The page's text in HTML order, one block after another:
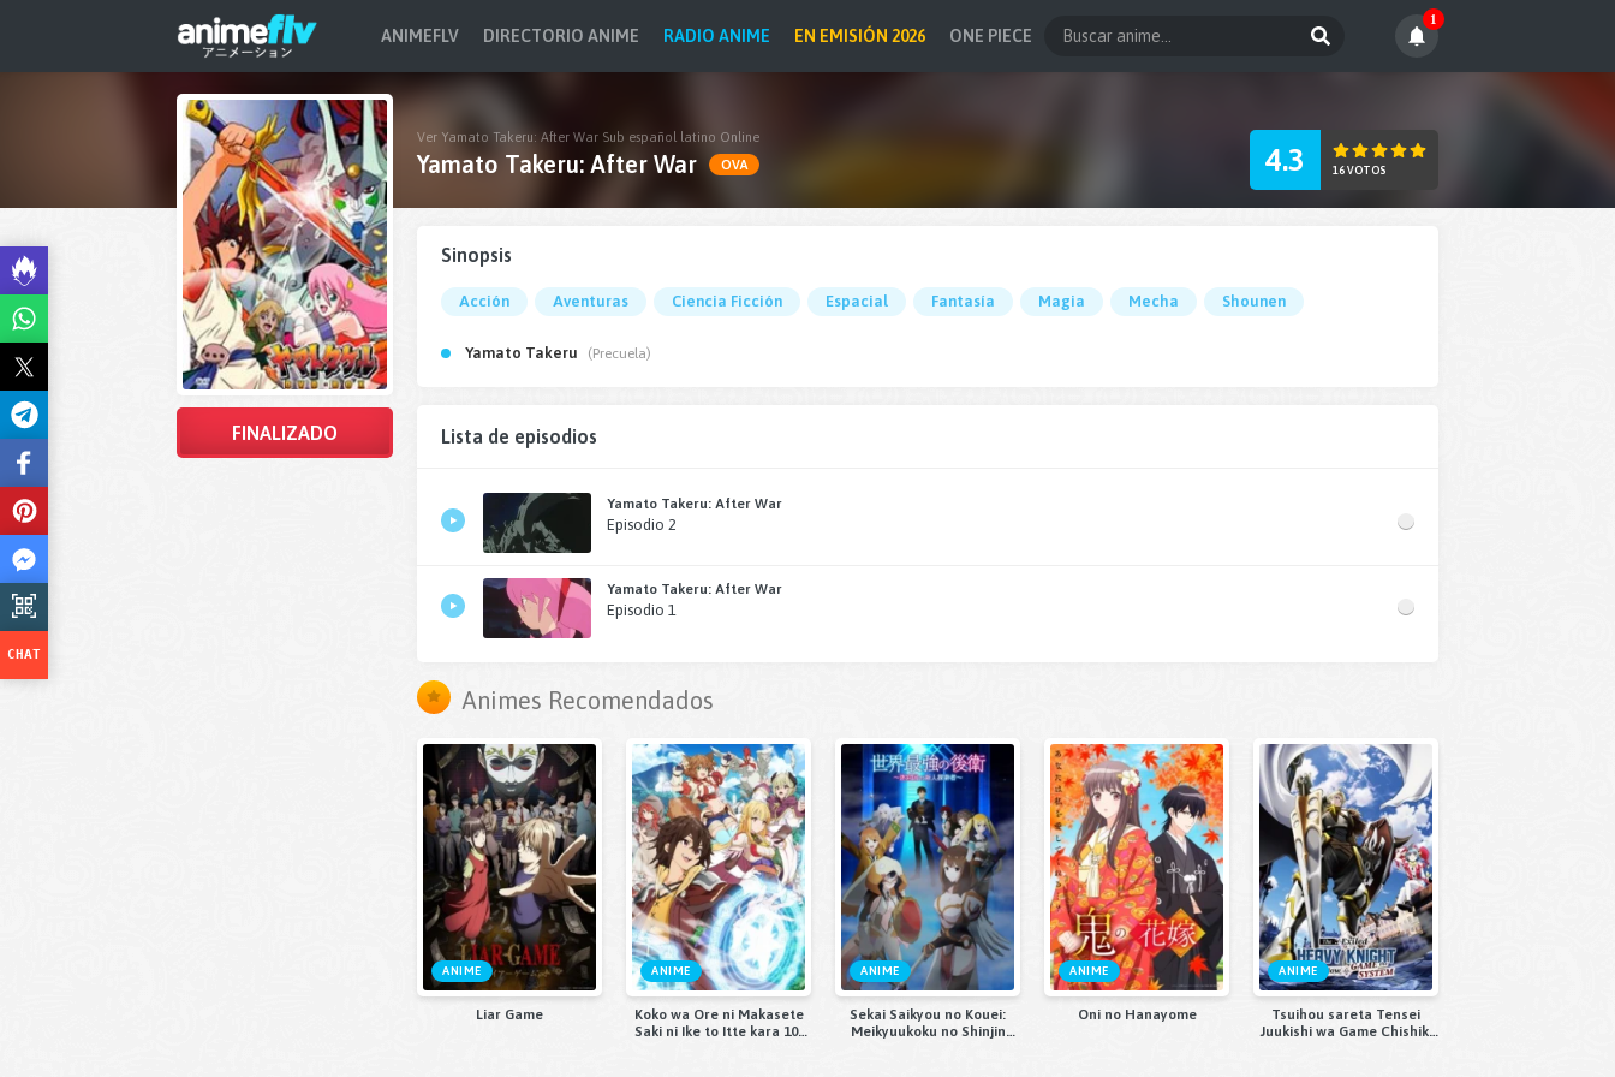
ANIMEFLV DIRECTORIO ANIME RADIO ANIME EN EMISIÓN 2026 ONE PIECE
1
Ver Yamato Takeru: After War Sub español latino Online
Yamato Takeru: After War OVA 4.3 16 VOTOS
FINALIZADO
Sinopsis
Acción Aventuras Ciencia Ficción Espacial Fantasía Magia Mecha Shounen
Yamato Takeru (Precuela)
Lista de episodios
Yamato Takeru: After War
Episodio 2
Yamato Takeru: After War
Episodio 1
Animes Recomendados
ANIME
Liar Game
ANIME
Koko wa Ore ni Makasete
Saki ni Ike to Itte kara 10-
ANIME
Sekai Saikyou no Kouei:
Meikyuukoku no Shinjin
ANIME
Oni no Hanayome
ANIME
Tsuihou sareta Tensei
Juukishi wa Game Chishiki